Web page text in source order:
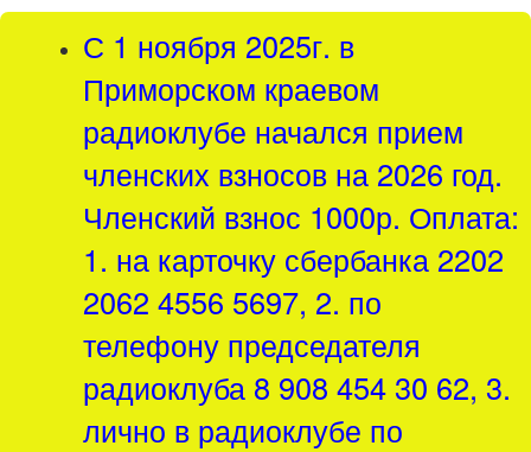
С 1 ноября 2025г. в
Приморском краевом
радиоклубе начался прием
членских взносов на 2026 год.
Членский взнос 1000р. Оплата:
1. на карточку сбербанка 2202
2062 4556 5697, 2. по
телефону председателя
радиоклуба 8 908 454 30 62, 3.
лично в радиоклубе по